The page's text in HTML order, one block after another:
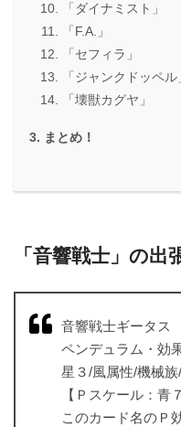
「ダイナミスト」
「F.A.」
「セフィラ」
「ジャンクドッペル
「壊獣カグヤ」
まとめ！
「音響戦士」の出
音響戦士ギータス
ペンデュラム・効
星３/風属性/機械
【Ｐスケール：青
このカード名のＰ